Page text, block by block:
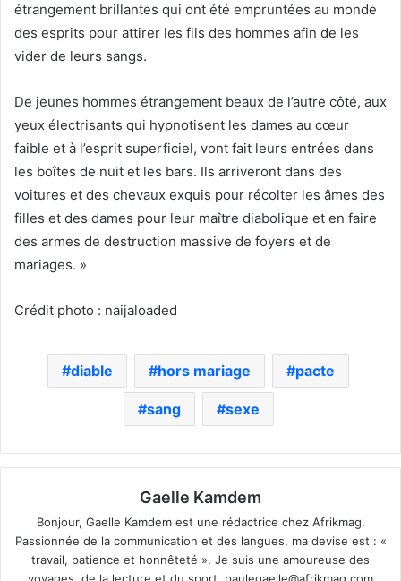
étrangement brillantes qui ont été empruntées au monde
des esprits pour attirer les fils des hommes afin de les
vider de leurs sangs.
De jeunes hommes étrangement beaux de l’autre côté, aux
yeux électrisants qui hypnotisent les dames au cœur
faible et à l’esprit superficiel, vont fait leurs entrées dans
les boîtes de nuit et les bars. Ils arriveront dans des
voitures et des chevaux exquis pour récolter les âmes des
filles et des dames pour leur maître diabolique et en faire
des armes de destruction massive de foyers et de
mariages. »
Crédit photo : naijaloaded
diable hors mariage pacte
sang sexe
Gaelle Kamdem
Bonjour, Gaelle Kamdem est une rédactrice chez Afrikmag.
Passionnée de la communication et des langues, ma devise est : «
travail, patience et honnêteté ». Je suis une amoureuse des